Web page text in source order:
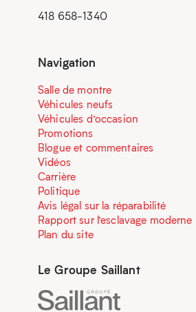
418 658-1340
Navigation
Salle de montre
Véhicules neufs
Véhicules d’occasion
Promotions
Blogue et commentaires
Vidéos
Carrière
Politique
Avis légal sur la réparabilité
Rapport sur l’esclavage moderne
Plan du site
Le Groupe Saillant